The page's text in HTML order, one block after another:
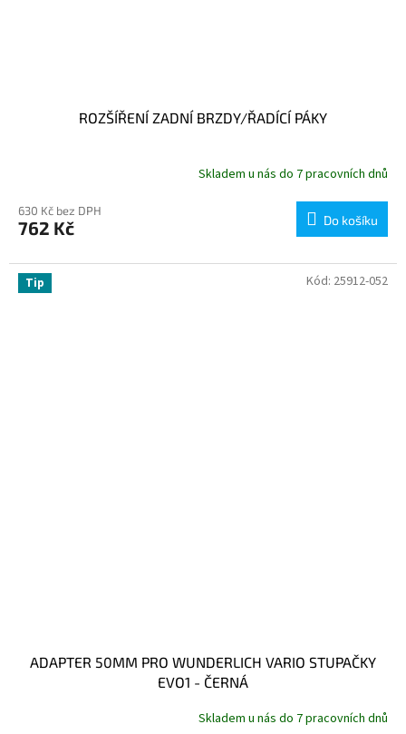
ROZŠÍŘENÍ ZADNÍ BRZDY/ŘADÍCÍ PÁKY
Skladem u nás do 7 pracovních dnů
630 Kč bez DPH
762 Kč Do košíku
Tip
ADAPTER 50MM PRO WUNDERLICH VARIO STUPAČKY
EVO1 - ČERNÁ
Skladem u nás do 7 pracovních dnů
Kód: 25912-052